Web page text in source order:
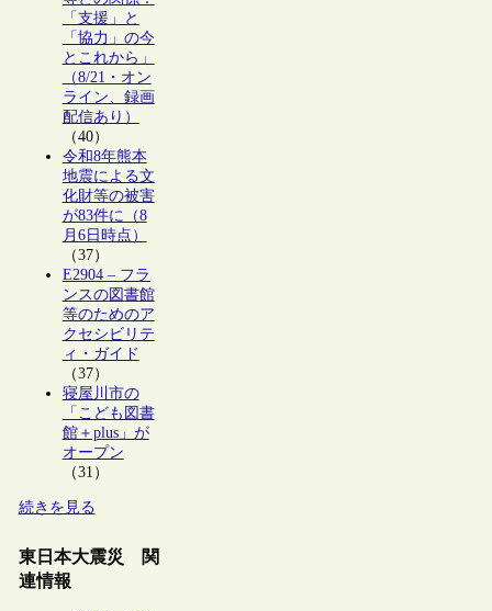
「支援」と
「協力」の今
とこれから」
（8/21・オン
ライン、録画
配信あり）
（40）
令和8年熊本
地震による文
化財等の被害
が83件に（8
月6日時点）
（37）
E2904 – フラ
ンスの図書館
等のためのア
クセシビリテ
ィ・ガイド
（37）
寝屋川市の
「こども図書
館＋plus」が
オープン
（31）
続きを見る
東日本大震災 関
連情報